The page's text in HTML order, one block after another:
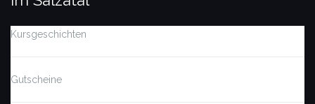
Kursgeschichten
Gutscheine